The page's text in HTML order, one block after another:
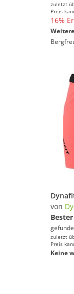
zuletzt
Preis
16%
von
zuletzt
Preis
Keine